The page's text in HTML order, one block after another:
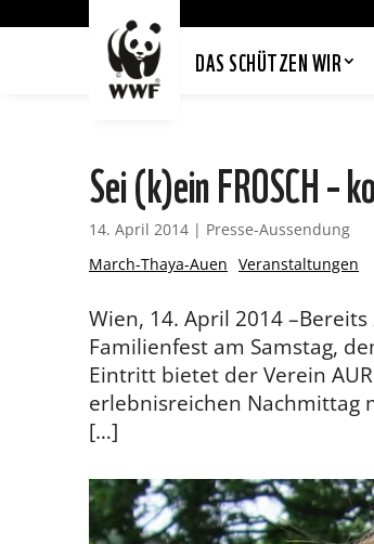
DAS SCHÜTZEN WIR
Sei (k)ein FROSCH –
14. April 2014 | Presse-Aussendung
March-Thaya-Auen Veranstaltungen
Wien, 14. April 2014
Familienfest am Samstag,
Eintritt bietet der Verein
erlebnisreichen Nachmittag
[…]